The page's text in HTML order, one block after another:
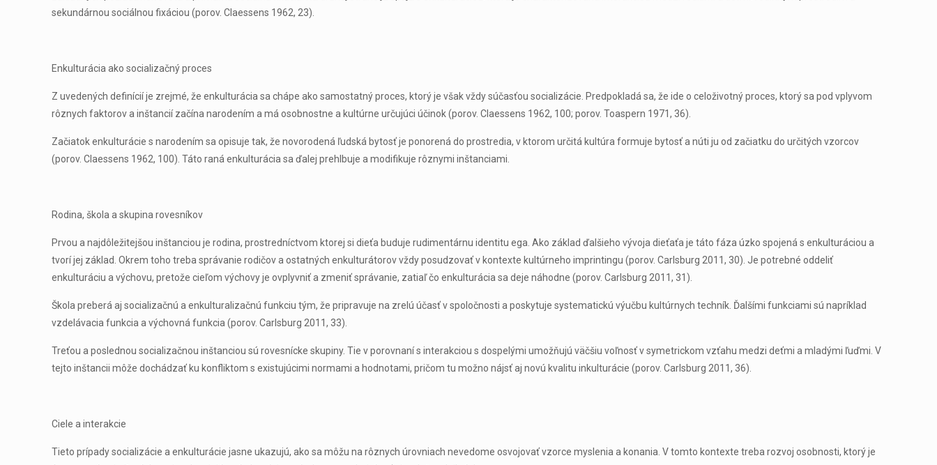
sekundárnou sociálnou fixáciou (porov. Claessens 1962, 23).
Enkulturácia ako socializačný proces
Z uvedených definícií je zrejmé, že enkulturácia sa chápe ako samostatný proces, ktorý je však vždy súčasťou socializácie. Predpokladá sa, že ide o celoživotný proces, ktorý sa pod vplyvom
rôznych faktorov a inštancií začína narodením a má osobnostne a kultúrne určujúci účinok (porov. Claessens 1962, 100; porov. Toaspern 1971, 36).
Začiatok enkulturácie s narodením sa opisuje tak, že novorodená ľudská bytosť je ponorená do prostredia, v ktorom určitá kultúra formuje bytosť a núti ju od začiatku do určitých vzorcov
(porov. Claessens 1962, 100). Táto raná enkulturácia sa ďalej prehlbuje a modifikuje rôznymi inštanciami.
Rodina, škola a skupina rovesníkov
Prvou a najdôležitejšou inštanciou je rodina, prostredníctvom ktorej si dieťa buduje rudimentárnu identitu ega. Ako základ ďalšieho vývoja dieťaťa je táto fáza úzko spojená s enkulturáciou a
tvorí jej základ. Okrem toho treba správanie rodičov a ostatných enkulturátorov vždy posudzovať v kontexte kultúrneho imprintingu (porov. Carlsburg 2011, 30). Je potrebné oddeliť
enkulturáciu a výchovu, pretože cieľom výchovy je ovplyvniť a zmeniť správanie, zatiaľ čo enkulturácia sa deje náhodne (porov. Carlsburg 2011, 31).
Škola preberá aj socializačnú a enkulturalizačnú funkciu tým, že pripravuje na zrelú účasť v spoločnosti a poskytuje systematickú výučbu kultúrnych techník. Ďalšími funkciami sú napríklad
vzdelávacia funkcia a výchovná funkcia (porov. Carlsburg 2011, 33).
Treťou a poslednou socializačnou inštanciou sú rovesnícke skupiny. Tie v porovnaní s interakciou s dospelými umožňujú väčšiu voľnosť v symetrickom vzťahu medzi deťmi a mladými ľuďmi. V
tejto inštancii môže dochádzať ku konfliktom s existujúcimi normami a hodnotami, pričom tu možno nájsť aj novú kvalitu inkulturácie (porov. Carlsburg 2011, 36).
Ciele a interakcie
Tieto prípady socializácie a enkulturácie jasne ukazujú, ako sa môžu na rôznych úrovniach nevedome osvojovať vzorce myslenia a konania. V tomto kontexte treba rozvoj osobnosti, ktorý je